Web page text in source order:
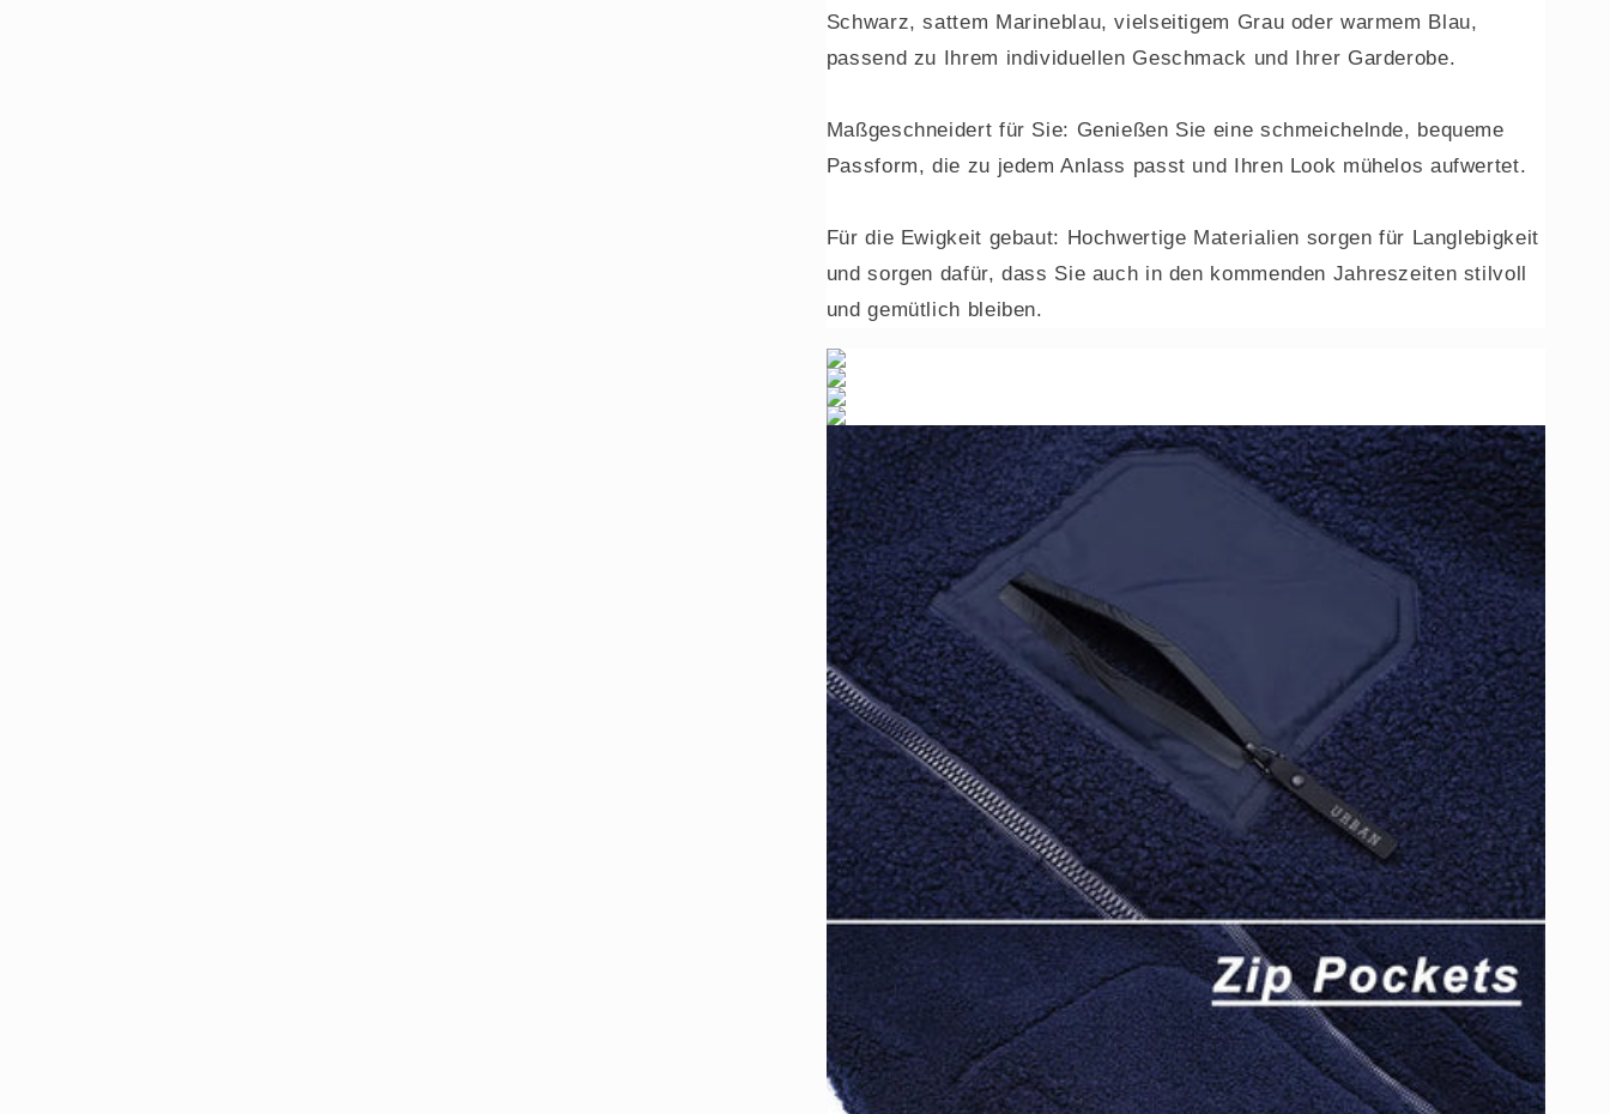
Schwarz, sattem Marineblau, vielseitigem Grau oder warmem Blau,
passend zu Ihrem individuellen Geschmack und Ihrer Garderobe.
Maßgeschneidert für Sie: Genießen Sie eine schmeichelnde, bequeme
Passform, die zu jedem Anlass passt und Ihren Look mühelos aufwertet.
Für die Ewigkeit gebaut: Hochwertige Materialien sorgen für Langlebigkeit
und sorgen dafür, dass Sie auch in den kommenden Jahreszeiten stilvoll
und gemütlich bleiben.